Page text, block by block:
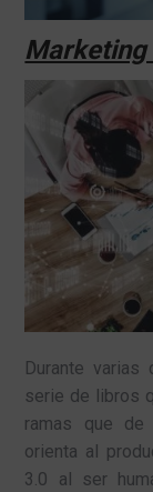
Marketing
Durante varias
serie de libros
ramas que de
orienta al
3.0 al ser